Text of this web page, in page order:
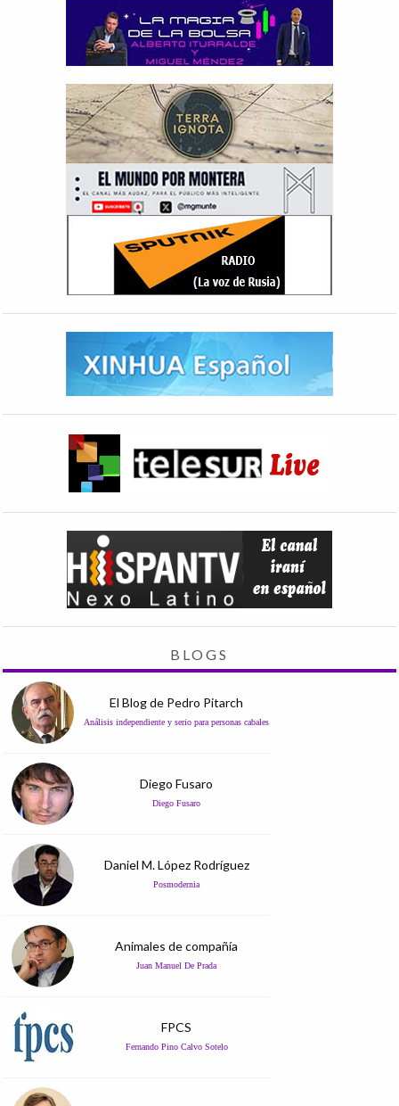
BLOGS
El Blog de Pedro Pitarch
Análisis independiente y serio para personas cabales
Diego Fusaro
Diego Fusaro
Daniel M. López Rodríguez
Posmodernia
Animales de compañía
Juan Manuel De Prada
FPCS
Fernando Pino Calvo Sotelo